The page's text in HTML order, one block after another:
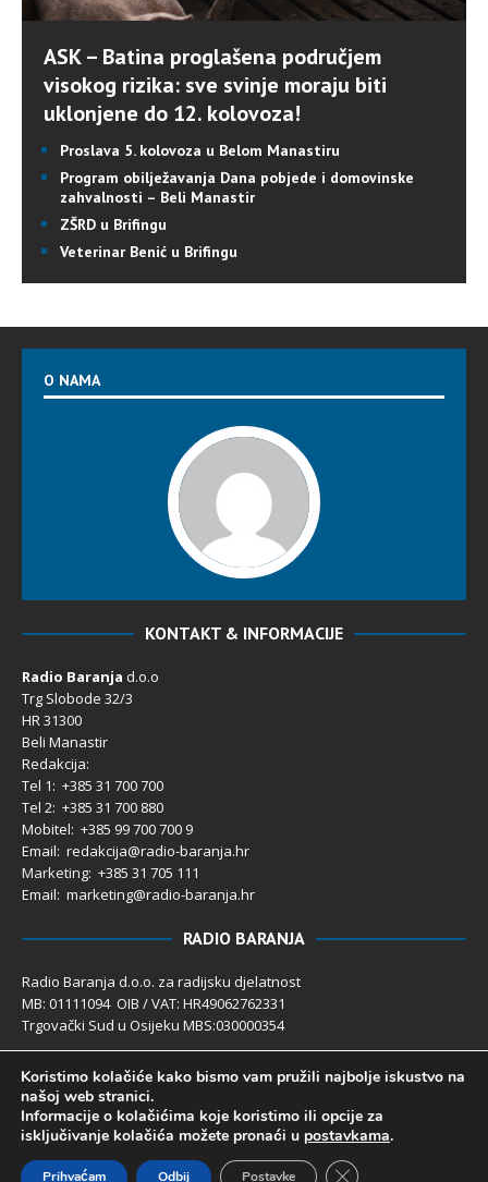
ASK – Batina proglašena područjem
visokog rizika: sve svinje moraju biti
uklonjene do 12. kolovoza!
Proslava 5. kolovoza u Belom Manastiru
Program obilježavanja Dana pobjede i domovinske
zahvalnosti – Beli Manastir
ZŠRD u Brifingu
Veterinar Benić u Brifingu
O NAMA
KONTAKT & INFORMACIJE
Radio Baranja d.o.o
Trg Slobode 32/3
HR 31300
Beli Manastir
Redakcija:
Tel 1: +385 31 700 700
Tel 2: +385 31 700 880
Mobitel: +385 99 700 700 9
Email: redakcija@radio-baranja.hr
Marketing: +385 31 705 111
Email: marketing@radio-baranja.hr
RADIO BARANJA
Radio Baranja d.o.o. za radijsku djelatnost
MB: 01111094 OIB / VAT: HR49062762331
Trgovački Sud u Osijeku MBS:030000354
Temeljni kapital 2.600,00 € uplaćen u cijelosti
Poslovni račun PBZ: 2340009-1100121402
IBAN: HR4123400091100121402
Uprava društva: Ivanka Rusan
Koristimo kolačiće kako bismo vam pružili najbolje iskustvo na
našoj web stranici.
Informacije o kolačićima koje koristimo ili opcije za
isključivanje kolačića možete pronaći u postavkama.
Prihvaćam Odbij Postavke Close GDPR Cookie